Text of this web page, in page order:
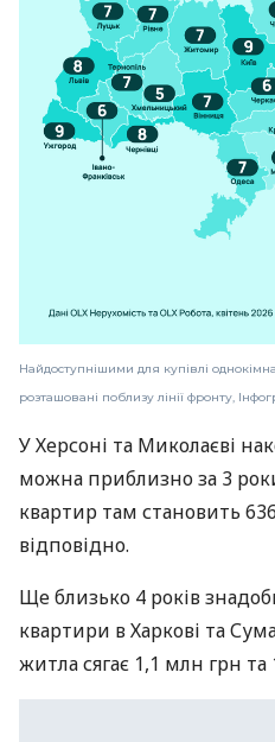
Найдоступнішими для купівлі
розташовані поблизу лінії фронту,
У Херсоні та Миколаєві
можна приблизно за 3
квартир там становить
відповідно.
Ще близько 4 років
квартири в Харкові та
житла сягає 1,1 млн грн